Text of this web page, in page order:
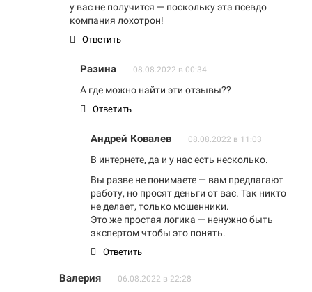
у вас не получится — поскольку эта псевдо
компания лохотрон!
Ответить
Разина 08.08.2022 в 00:34
А где можно найти эти отзывы??
Ответить
Андрей Ковалев 08.08.2022 в 11:03
В интернете, да и у нас есть несколько.
Вы разве не понимаете — вам предлагают
работу, но просят деньги от вас. Так никто
не делает, только мошенники.
Это же простая логика — ненужно быть
экспертом чтобы это понять.
Ответить
Валерия 06.08.2022 в 22:28